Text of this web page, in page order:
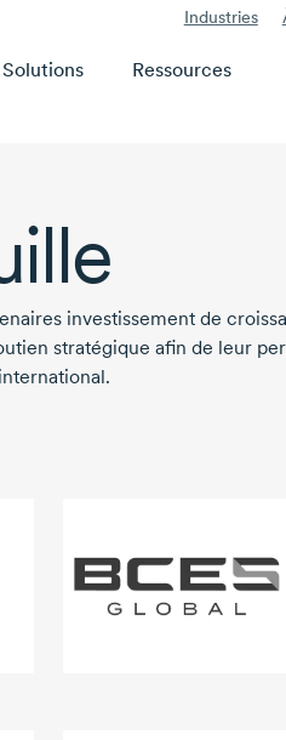
Industries
Solutions
Ressources
investissement de
stratégique afin de leur